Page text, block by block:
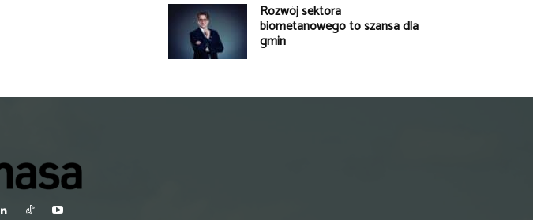
Rozwój sektora
biometanowego to szansa dla
gmin